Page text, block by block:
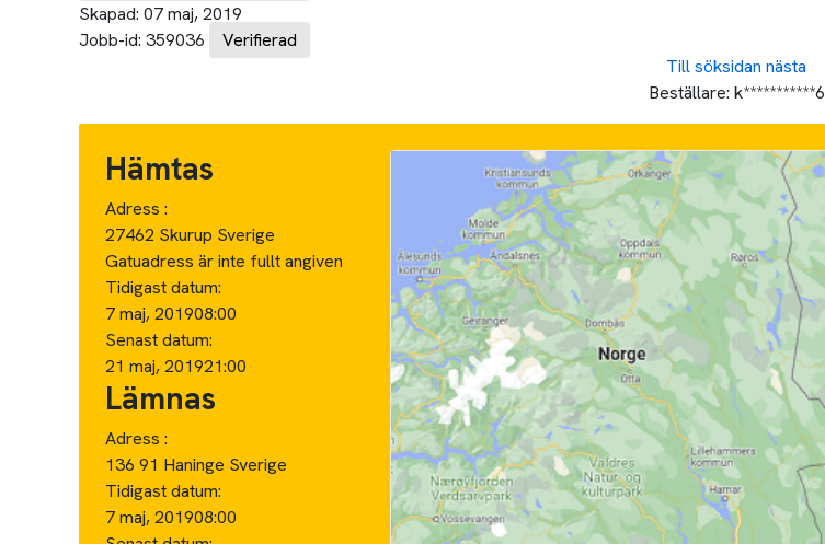
Skapad: 07 maj, 2019
Jobb-id: 359036 Verifierad
Till söksidan nästa
Beställare: k***********6
Hämtas
Adress :
27462 Skurup Sverige
Gatuadress är inte fullt angiven
Tidigast datum:
7 maj, 201908:00
Senast datum:
21 maj, 201921:00
Lämnas
Adress :
136 91 Haninge Sverige
Tidigast datum:
7 maj, 201908:00